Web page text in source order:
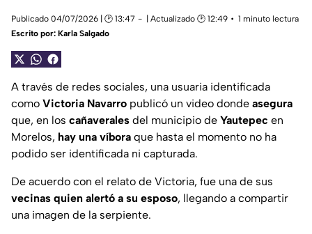
Publicado 04/07/2026 | 🕑 13:47 | Actualizado 🕑 12:49
1 minuto lectura
Escrito por: Karla Salgado
A través de redes sociales, una usuaria identificada
como Victoria Navarro publicó un video donde asegura
que, en los cañaverales del municipio de Yautepec en
Morelos, hay una víbora que hasta el momento no ha
podido ser identificada ni capturada.
De acuerdo con el relato de Victoria, fue una de sus
vecinas quien alertó a su esposo, llegando a compartir
una imagen de la serpiente.